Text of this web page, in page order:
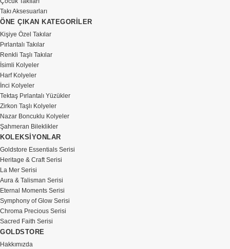
Takı Aksesuarları
ÖNE ÇIKAN KATEGORİLER
Kişiye Özel Takılar
Pırlantalı Takılar
Renkli Taşlı Takılar
İsimli Kolyeler
Harf Kolyeler
İnci Kolyeler
Tektaş Pırlantalı Yüzükler
Zirkon Taşlı Kolyeler
Nazar Boncuklu Kolyeler
Şahmeran Bileklikler
KOLEKSİYONLAR
Goldstore Essentials Serisi
Heritage & Craft Serisi
La Mer Serisi
Aura & Talisman Serisi
Eternal Moments Serisi
Symphony of Glow Serisi
Chroma Precious Serisi
Sacred Faith Serisi
GOLDSTORE
Hakkımızda